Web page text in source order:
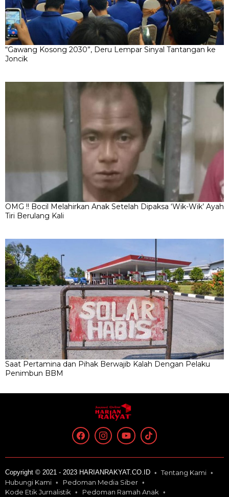
“Gawang Kosong 2030”, Deru Lempar Sinyal Tantangan ke
Joncik
OMG !! Bocil Melahirkan Anak Setelah Dipaksa ‘Wik-Wik’ Ayah
Tiri Berulang Kali
Saat Pertamina dan Pihak Berwajib Kalah Dengan Pelaku
Penimbun BBM
Copyright © 2021 - 2023 HARIANRAKYAT.CO.ID
Tentang Kami
Hubungi Kami
Pedoman Media Siber
Kode Etik Jurnalistik
Pedoman Ramah Anak